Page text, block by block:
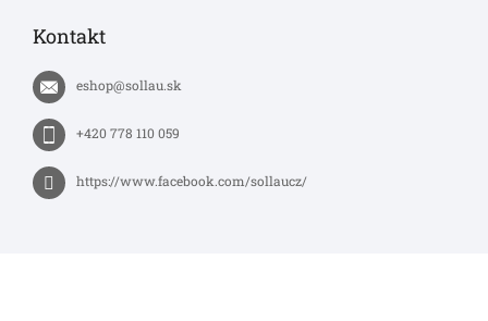
Kontakt
eshop@sollau.sk
+420 778 110 059
https://www.facebook.com/sollaucz/